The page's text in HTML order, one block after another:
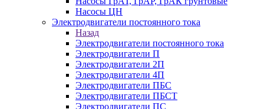
Насосы ЦН
Электродвигатели постоянного тока
Назад
Электродвигатели постоянного тока
Электродвигатели П
Электродвигатели 2П
Электродвигатели 4П
Электродвигатели ПБС
Электродвигатели ПБСТ
Электродвигатели ПС